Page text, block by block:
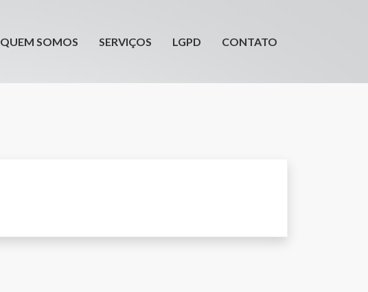
QUEM SOMOS SERVIÇOS LGPD CONTATO